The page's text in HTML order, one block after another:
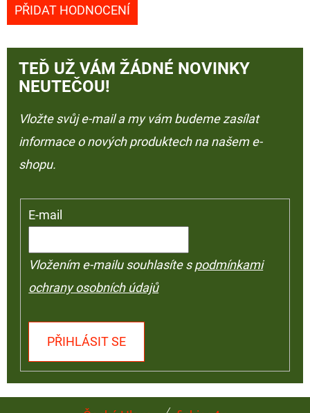
PŘIDAT HODNOCENÍ
TEĎ UŽ VÁM ŽÁDNÉ NOVINKY
NEUTEČOU!
Vložte svůj e-mail a my vám budeme zasílat
informace o nových produktech na našem e-
shopu.
E-mail
Vložením e-mailu souhlasíte spodmínkami
ochrany osobních údajů
PŘIHLÁSIT SE